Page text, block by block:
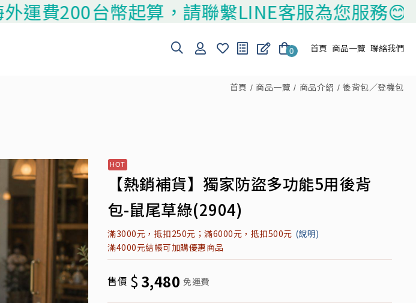
200台幣起算，請聯繫LINE客服為您服務😊
0 首頁 商品一覽 聯絡我們
首頁 商品一覽 商品介紹 後背包／登機包
【熱銷補貨】獨家防盜多功能5用後背
包-鼠尾草綠(2904)
滿3000元，抵扣250元；滿6000元，抵扣500元 (說明)
滿4000元結帳可加購優惠商品
售價 $ 3,480 免運費